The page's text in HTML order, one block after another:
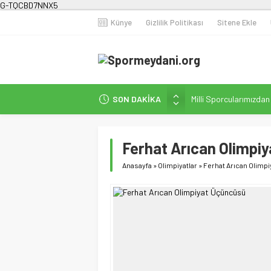
G-TQCBD7NNX5
Künye Gizlilik Politikası Sitene Ekle
SON DAKİKA
Milli
Karanlığa Karşı
İstanbul’da Doğa
Fenerbahçe Kadın
Ferhat Arıcan
Anasayfa » Olimpiyatlar » Ferhat Arıcan